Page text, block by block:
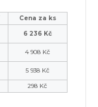
Cena za ks
6 236 Kč
4 908 Kč
5 938 Kč
298 Kč